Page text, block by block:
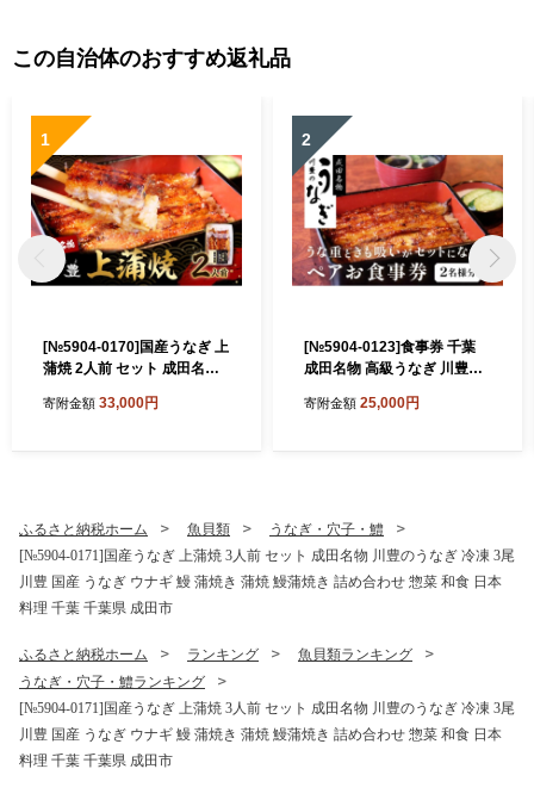
この自治体のおすすめ返礼品
1
[№5904-0170]国産うなぎ 上
蒲焼 2人前 セット 成田名物
国産 うなぎ ウナギ 鰻 蒲焼き
寄附金額 33,000円
2
[№5904-0123]食事券 千葉
成田名物 高級うなぎ 川豊の
と肝吸いセット レストラン
寄附金額 25,000円
ふるさと納税ホーム 魚貝類
うなぎ・穴子・鱧
[№5904-0171]国産うなぎ 上蒲焼 3人前 セット 成田名物 川豊のうなぎ 冷凍 3尾
川豊 国産 うなぎ ウナギ 鰻 蒲焼き 蒲焼 鰻蒲焼き 詰め合わせ 惣菜 和食 日本
料理 千葉 千葉県 成田市
ふるさと納税ホーム ランキング
魚貝類ランキング
うなぎ・穴子・鱧ランキング
[№5904-0171]国産うなぎ 上蒲焼 3人前 セット 成田名物 川豊のうなぎ 冷凍 3尾
川豊 国産 うなぎ ウナギ 鰻 蒲焼き 蒲焼 鰻蒲焼き 詰め合わせ 惣菜 和食 日本
料理 千葉 千葉県 成田市